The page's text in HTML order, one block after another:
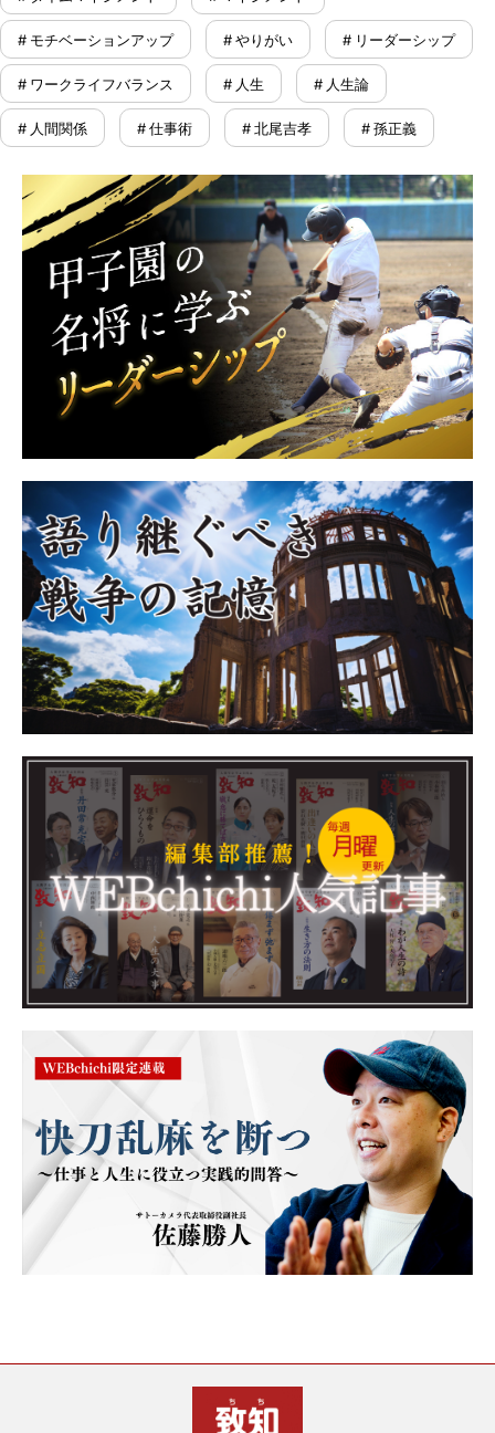
# モチベーションアップ # やりがい # リーダーシップ
# ワークライフバランス # 人生 # 人生論
# 人間関係 # 仕事術 # 北尾吉孝 # 孫正義